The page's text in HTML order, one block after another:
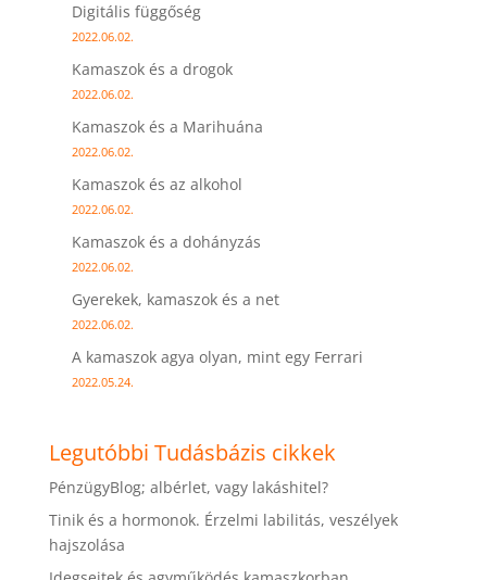
Digitális függőség
2022.06.02.
Kamaszok és a drogok
2022.06.02.
Kamaszok és a Marihuána
2022.06.02.
Kamaszok és az alkohol
2022.06.02.
Kamaszok és a dohányzás
2022.06.02.
Gyerekek, kamaszok és a net
2022.06.02.
A kamaszok agya olyan, mint egy Ferrari
2022.05.24.
Legutóbbi Tudásbázis cikkek
PénzügyBlog; albérlet, vagy lakáshitel?
Tinik és a hormonok. Érzelmi labilitás, veszélyek
hajszolása